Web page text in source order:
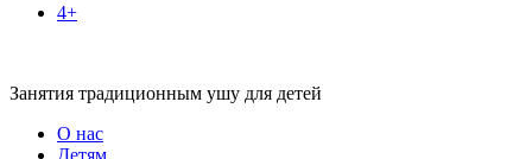
4+
Занятия традиционным ушу для детей
О нас
Детям